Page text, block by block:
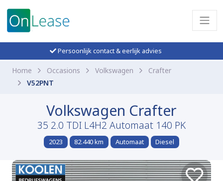
Persoonlijk contact & eerlijk advies
Home Occasions Volkswagen
Crafter
V52PNT
Volkswagen Crafter
35 2.0 TDI L4H2 Automaat 140 PK
2023 82.440 km Automaat Diesel